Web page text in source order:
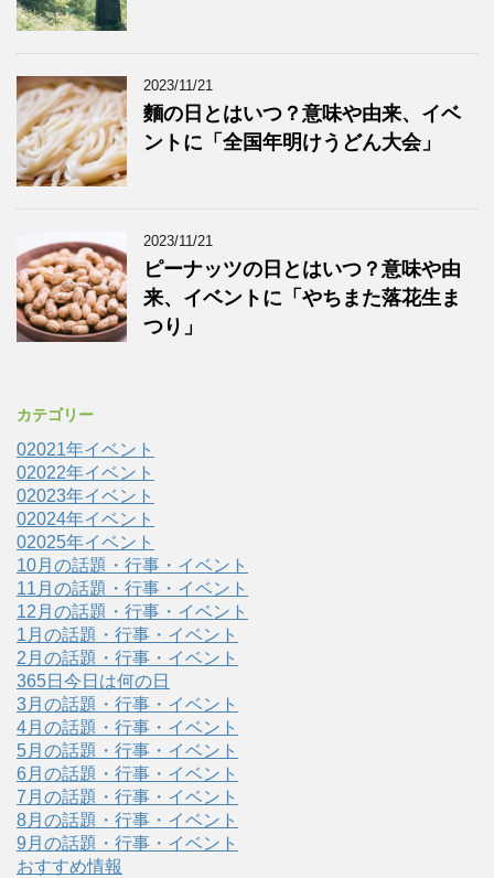
2023/11/21
麵の日とはいつ？意味や由来、イベ
ントに「全国年明けうどん大会」
2023/11/21
ピーナッツの日とはいつ？意味や由
来、イベントに「やちまた落花生ま
つり」
カテゴリー
02021年イベント
02022年イベント
02023年イベント
02024年イベント
02025年イベント
10月の話題・行事・イベント
11月の話題・行事・イベント
12月の話題・行事・イベント
1月の話題・行事・イベント
2月の話題・行事・イベント
365日今日は何の日
3月の話題・行事・イベント
4月の話題・行事・イベント
5月の話題・行事・イベント
6月の話題・行事・イベント
7月の話題・行事・イベント
8月の話題・行事・イベント
9月の話題・行事・イベント
おすすめ情報